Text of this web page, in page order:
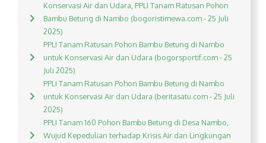
Konservasi Air dan Udara, PPLI Tanam Ratusan Pohon
Bambu Betung di Nambo (bogoristimewa.com - 25 Juli
2025)
PPLI Tanam Ratusan Pohon Bambu Betung di Nambo
untuk Konservasi Air dan Udara (bogorsportif.com - 25
Juli 2025)
PPLI Tanam Ratusan Pohon Bambu Betung di Nambo
untuk Konservasi Air dan Udara (beritasatu.com - 25 Juli
2025)
PPLI Tanam 160 Pohon Bambu Betung di Desa Nambo,
Wujud Kepedulian terhadap Krisis Air dan Lingkungan